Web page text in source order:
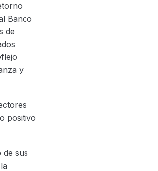
Banco
de
y
positivo
de sus